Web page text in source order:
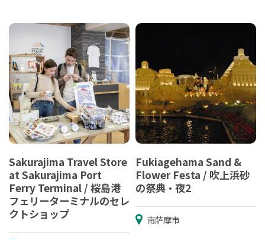
Sakurajima Travel Store
at Sakurajima Port
Ferry Terminal / 桜島港
フェリーターミナルのセレ
クトショップ
Fukiagehama Sand &
Flower Festa / 吹上浜砂
の祭典・夜2
南萨摩市